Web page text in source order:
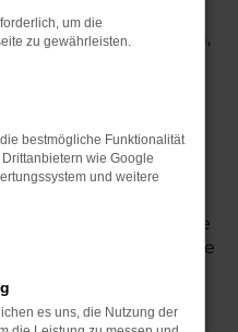
Reisen, der Audi
und modernes Design,
auf dem Land
von Nordenham
Auswahl an Audi
Beratung und
bei der Auswahl des
maßgeschneiderte
Leasingoptionen, die
Bedarf passen.
Services wie
um die
zu gewährleisten.
bestmögliche Funktionalität
wie Google
und weitere
es uns, die Nutzung der